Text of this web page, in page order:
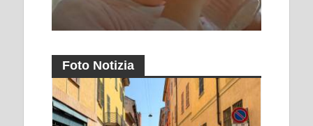
Foto Notizia